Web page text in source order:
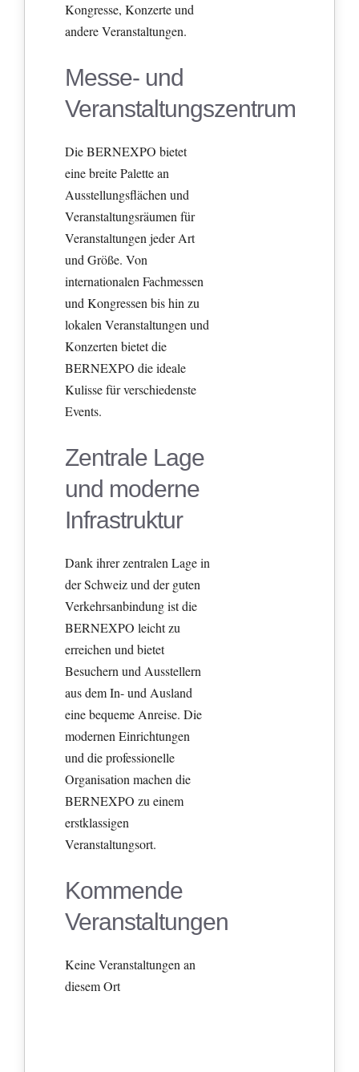
Kongresse, Konzerte und
andere Veranstaltungen.
Messe- und
Veranstaltungszentrum
Die BERNEXPO bietet
eine breite Palette an
Ausstellungsflächen und
Veranstaltungsräumen für
Veranstaltungen jeder Art
und Größe. Von
internationalen Fachmessen
und Kongressen bis hin zu
lokalen Veranstaltungen und
Konzerten bietet die
BERNEXPO die ideale
Kulisse für verschiedenste
Events.
Zentrale Lage
und moderne
Infrastruktur
Dank ihrer zentralen Lage in
der Schweiz und der guten
Verkehrsanbindung ist die
BERNEXPO leicht zu
erreichen und bietet
Besuchern und Ausstellern
aus dem In- und Ausland
eine bequeme Anreise. Die
modernen Einrichtungen
und die professionelle
Organisation machen die
BERNEXPO zu einem
erstklassigen
Veranstaltungsort.
Kommende
Veranstaltungen
Keine Veranstaltungen an
diesem Ort